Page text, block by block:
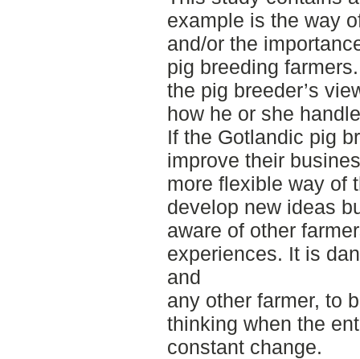
example is the way
and/or the
pig breeding
the pig breeder’s
how he or she
If the Gotlandic pig
improve their
more flexible way of
develop new ideas
aware of other
experiences. It is
and
any other farmer, to
thinking when the
constant change.